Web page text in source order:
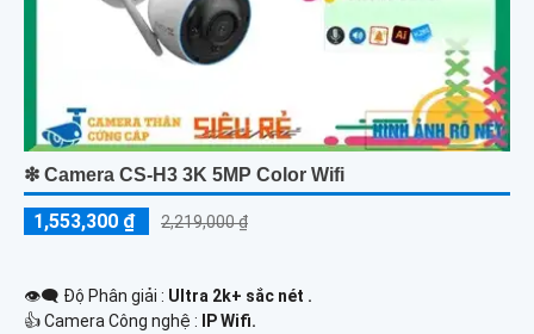
❇ Camera CS-H3 3K 5MP Color Wifi
1,553,300 ₫ 2,219,000 ₫
👁️‍🗨 Độ Phân giải : Ultra 2k+ sắc nét .
👍 Camera Công nghệ : IP Wifi.